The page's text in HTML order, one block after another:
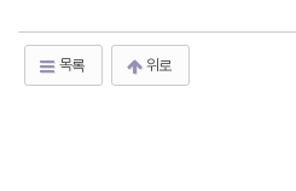
목록 위로